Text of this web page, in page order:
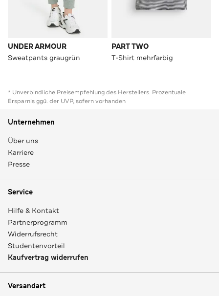
UNDER ARMOUR
Sweatpants graugrün
PART TWO
T-Shirt mehrfarbig
* Unverbindliche Preisempfehlung des Herstellers. Prozentuale
Ersparnis ggü. der UVP, sofern vorhanden
Unternehmen
Über uns
Karriere
Presse
Service
Hilfe & Kontakt
Partnerprogramm
Widerrufsrecht
Studentenvorteil
Kaufvertrag widerrufen
Versandart